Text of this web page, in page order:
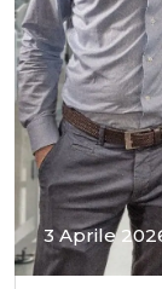
3 Aprile